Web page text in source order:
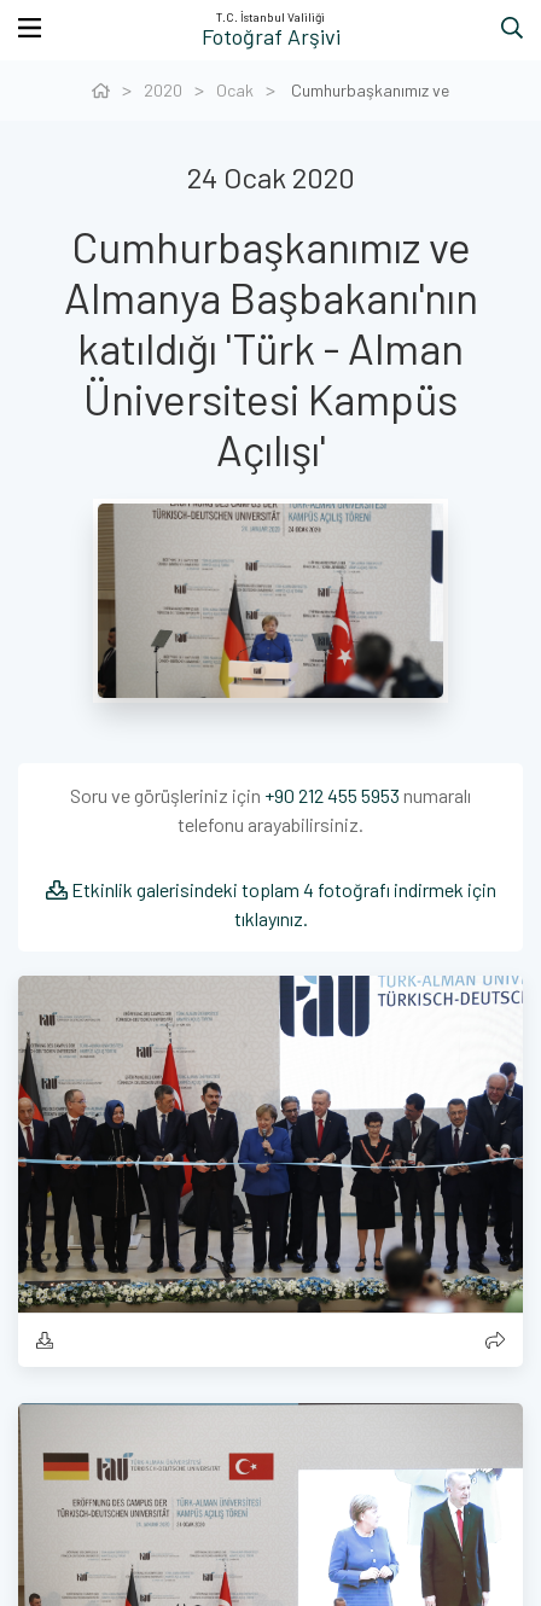
T.C. İstanbul Valiliği
Fotoğraf Arşivi
2020 Ocak Cumhurbaşkanımız ve
24 Ocak 2020
Cumhurbaşkanımız ve
Almanya Başbakanı'nın
katıldığı 'Türk - Alman
Üniversitesi Kampüs
Açılışı'
Soru ve görüşleriniz için +90 212 455 5953 numaralı
telefonu arayabilirsiniz.
Etkinlik galerisindeki toplam 4 fotoğrafı indirmek için
tıklayınız.